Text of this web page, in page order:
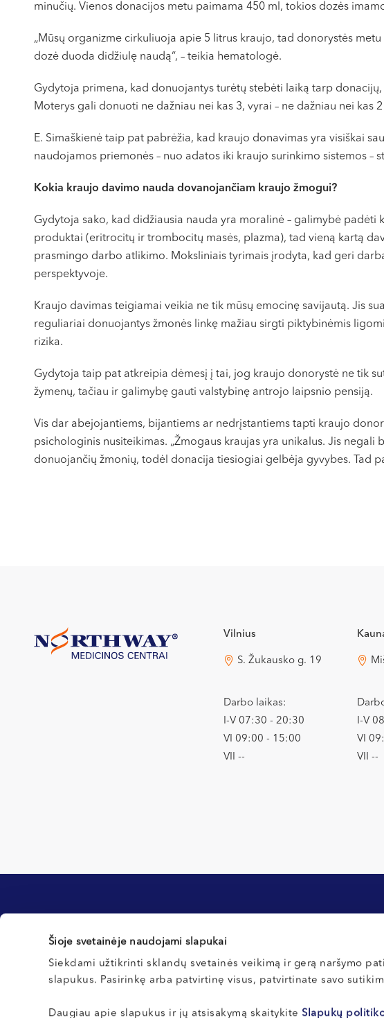
Šioje svetainėje naudojami slapukai
Siekdami užtikrinti sklandų svetainės veikimą ir gerą naršymo
slapukus. Pasirinkę arba patvirtinę visus, patvirtinate savo
Daugiau apie slapukus ir jų atsisakymą skaitykite Slapukų
minučių. Vienos donacijos metu paimama 450 ml, tokios dozės
„Mūsų organizme cirkuliuoja apie 5 litrus kraujo, tad donorystės
dozė duoda didžiulę naudą“, – teikia hematologė.
Gydytoja primena, kad donuojantys turėtų stebėti laiką tarp
Moterys gali donuoti ne dažniau nei kas 3, vyrai – ne dažniau nei kas
E. Simaškienė taip pat pabrėžia, kad kraujo donavimas yra visiškai
naudojamos priemonės – nuo adatos iki kraujo surinkimo sistemos –
Kokia kraujo davimo nauda dovanojančiam kraujo žmogui?
Gydytoja sako, kad didžiausia nauda yra moralinė – galimybė
produktai (eritrocitų ir trombocitų masės, plazma), tad vieną kartą
prasmingo darbo atlikimo. Moksliniais tyrimais įrodyta, kad geri
perspektyvoje.
Kraujo davimas teigiamai veikia ne tik mūsų emocinę savijautą. Jis
reguliariai donuojantys žmonės linkę mažiau sirgti piktybinėmis
rizika.
Gydytoja taip pat atkreipia dėmesį į tai, jog kraujo donorystė ne tik
žymenų, tačiau ir galimybę gauti valstybinę antrojo laipsnio pensiją.
Vis dar abejojantiems, bijantiems ar nedrįstantiems tapti kraujo
psichologinis nusiteikimas. „Žmogaus kraujas yra unikalus. Jis
donuojančių žmonių, todėl donacija tiesiogiai gelbėja gyvybes. Tad
Vilnius
S. Žukausko g. 19
Darbo laikas:
I-V 07:30 - 20:30
VI 09:00 - 15:00
VII --
I-V
VI
VII --
Informacija klientams
Kontaktai ir rekvizitai
Northway Vilnius
Registracijos tvarka
Pirmą kartą pas mus?